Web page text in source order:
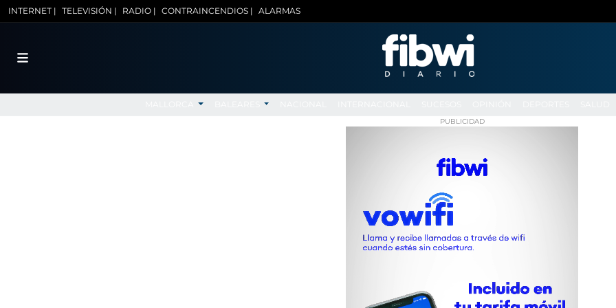
INTERNET | TELEVISIÓN | RADIO | CONTRAINCENDIOS | ALARMAS